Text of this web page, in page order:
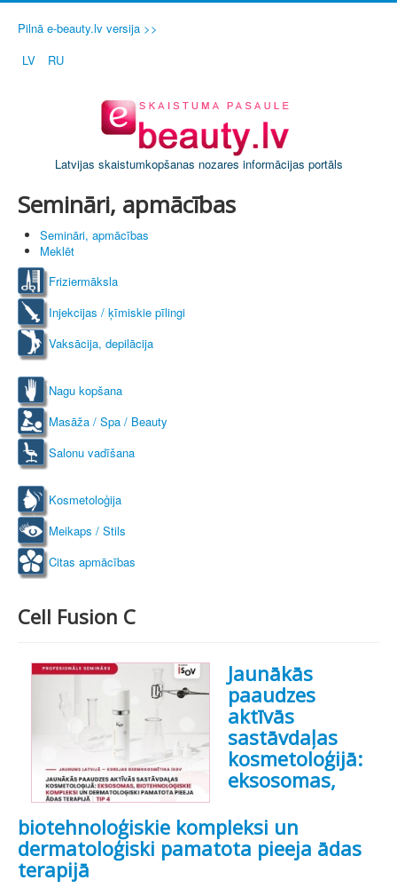
Pilnā e-beauty.lv versija >>
LV
RU
Latvijas skaistumkopšanas nozares informācijas portāls
Semināri, apmācības
Semināri, apmācības
Meklēt
Friziermāksla
Injekcijas / ķīmiskie pīlingi
Vaksācija, depilācija
Nagu kopšana
Masāža / Spa / Beauty
Salonu vadīšana
Kosmetoloģija
Meikaps / Stils
Citas apmācības
Cell Fusion C
Jaunākās
paaudzes
aktīvās
sastāvdaļas
kosmetoloģijā:
eksosomas,
biotehnoloģiskie kompleksi un
dermatoloģiski pamatota pieeja ādas
terapijā